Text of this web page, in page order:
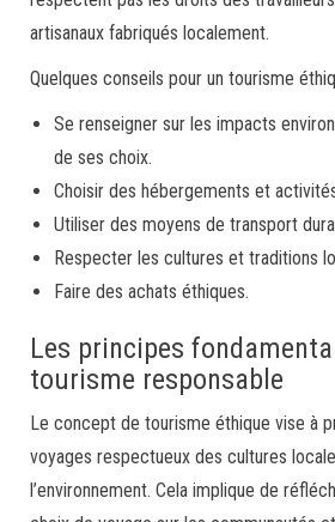
artisanaux fabriqués localement.
Quelques conseils pour un tourisme
Se renseigner sur les impacts
de ses choix.
Choisir des hébergements et
Utiliser des moyens de transport
Respecter les cultures et traditions
Faire des achats éthiques.
Les principes
tourisme responsable
Le concept de tourisme éthique vise à
voyages respectueux des cultures
l’environnement. Cela implique de